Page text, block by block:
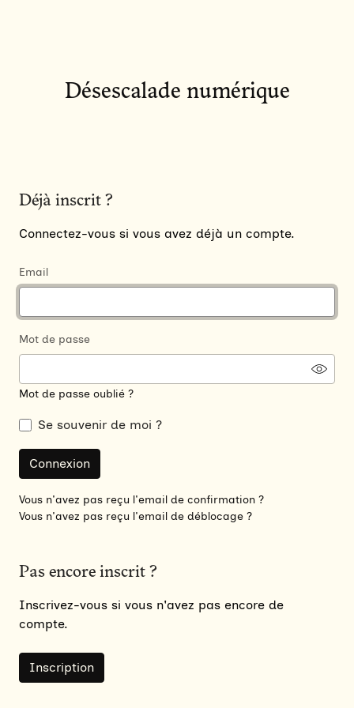
Désescalade numérique
Déjà inscrit ?
Connectez-vous si vous avez déjà un compte.
Email
Mot de passe
Mot de passe oublié ?
Se souvenir de moi ?
Vous n'avez pas reçu l'email de confirmation ?
Vous n'avez pas reçu l'email de déblocage ?
Pas encore inscrit ?
Inscrivez-vous si vous n'avez pas encore de
compte.
Inscription